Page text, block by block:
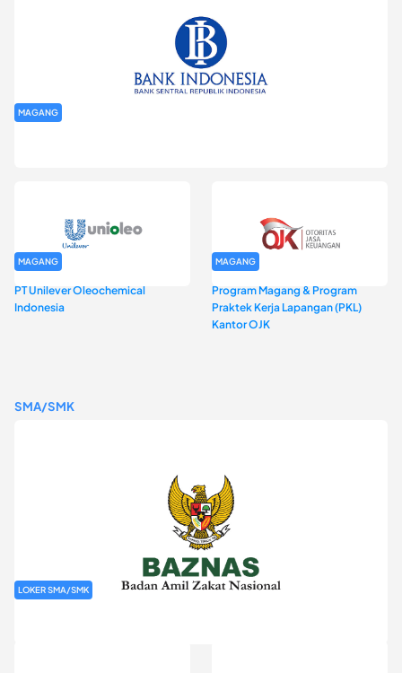
MAGANG
MAGANG
PT Unilever Oleochemical
Indonesia
MAGANG
Program Magang & Program
Praktek Kerja Lapangan (PKL)
Kantor OJK
SMA/SMK
LOKER SMA/SMK